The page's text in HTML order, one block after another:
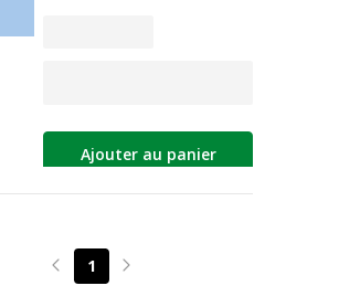
Ajouter au panier
Page précédente
1 Page suivante